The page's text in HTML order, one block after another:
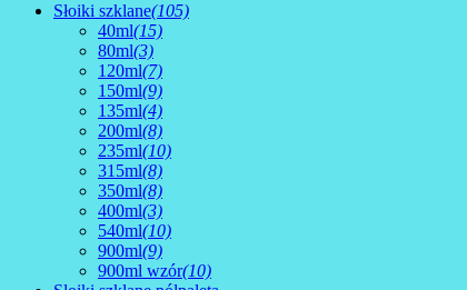
Słoiki szklane(105)
40ml(15)
80ml(3)
120ml(7)
150ml(9)
135ml(4)
200ml(8)
235ml(10)
315ml(8)
350ml(8)
400ml(3)
540ml(10)
900ml(9)
900ml wzór(10)